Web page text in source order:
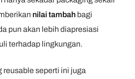
nilai tambah bagi
pun akan lebih diapresiasi
terhadap lingkungan.
reusable seperti ini juga